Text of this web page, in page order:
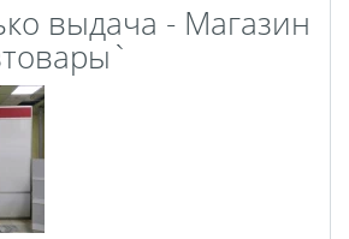
с
выдача - Магазин